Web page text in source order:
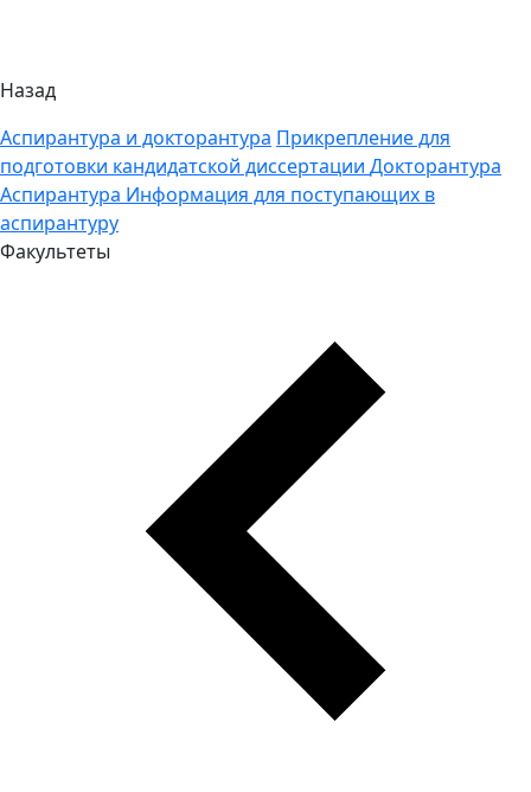
Назад
Аспирантура и докторантура Прикрепление для
подготовки кандидатской диссертации Докторантура
Аспирантура Информация для поступающих в
аспирантуру
Факультеты